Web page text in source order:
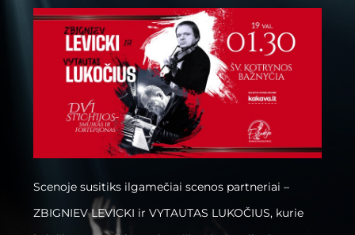
Scenoje susitiks ilgamečiai scenos partneriai –
ZBIGNIEV LEVICKI ir VYTAUTAS LUKOČIUS, kurie